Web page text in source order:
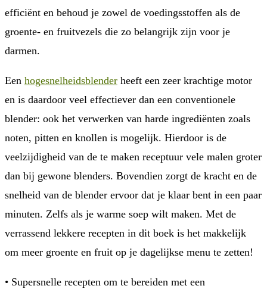
efficiënt en behoud je zowel de voedingsstoffen als de
groente- en fruitvezels die zo belangrijk zijn voor je
darmen.
Een hogesnelheidsblender heeft een zeer krachtige motor
en is daardoor veel effectiever dan een conventionele
blender: ook het verwerken van harde ingrediënten zoals
noten, pitten en knollen is mogelijk. Hierdoor is de
veelzijdigheid van de te maken receptuur vele malen groter
dan bij gewone blenders. Bovendien zorgt de kracht en de
snelheid van de blender ervoor dat je klaar bent in een paar
minuten. Zelfs als je warme soep wilt maken. Met de
verrassend lekkere recepten in dit boek is het makkelijk
om meer groente en fruit op je dagelijkse menu te zetten!
• Supersnelle recepten om te bereiden met een